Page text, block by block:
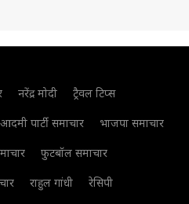
नरेंद्र मोदी
ट्रैवल टिप्स
पार्टी समाचार
भाजपा समाचार
फुटबॉल समाचार
राहुल गांधी
रेसिपी